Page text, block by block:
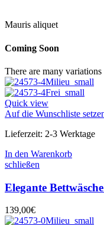
Mauris aliquet
Coming Soon
There are many
Quick view
Auf die Wunschliste
Lieferzeit: 2-3 Werktage
In den Warenkorb
schließen
Elegante
139,00€